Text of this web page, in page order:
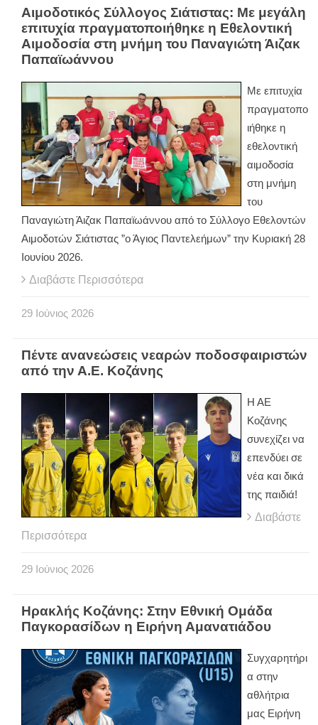
Αιμοδοτικός Σύλλογος Σιάτιστας: Με μεγάλη
επιτυχία πραγματοποιήθηκε η Εθελοντική
Αιμοδοσία στη μνήμη του Παναγιώτη Άιζακ
Παπαϊωάννου
Με επιτυχία
πραγματοπο
ιήθηκε η
εθελοντική
αιμοδοσία
στη μνήμη
του
Παναγιώτη Άιζακ Παπαϊωάννου από το Σύλλογο Εθελοντών
Αιμοδοτών Σιάτιστας ”ο Άγιος Παντελεήμων” την Κυριακή 28
Ιουνίου 2026.
Διαβάστε Περισσότερα
29 Ιούνιος 2026
Πέντε ανανεώσεις νεαρών ποδοσφαιριστών
από την Α.Ε. Κοζάνης
Η ΑΕ
Κοζάνης
συνεχίζει να
επενδύει σε
νέα και δικά
της παιδιά!
Διαβάστε
Περισσότερα
29 Ιούνιος 2026
Ηρακλής Κοζάνης: Στην Εθνική Ομάδα
Παγκορασίδων η Ειρήνη Αμανατιάδου
Συγχαρητήρι
α στην
αθλήτρια
μας Ειρήνη